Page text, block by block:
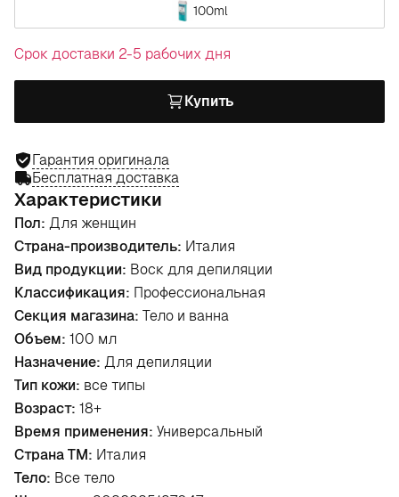
100ml
Срок доставки 2-5 рабочих дня
Купить
Гарантия оригинала
Бесплатная доставка
Характеристики
Пол: Для женщин
Страна-производитель: Италия
Вид продукции: Воск для депиляции
Классификация: Профессиональная
Секция магазина: Тело и ванна
Объем: 100 мл
Назначение: Для депиляции
Тип кожи: все типы
Возраст: 18+
Время применения: Универсальный
Страна ТМ: Италия
Тело: Все тело